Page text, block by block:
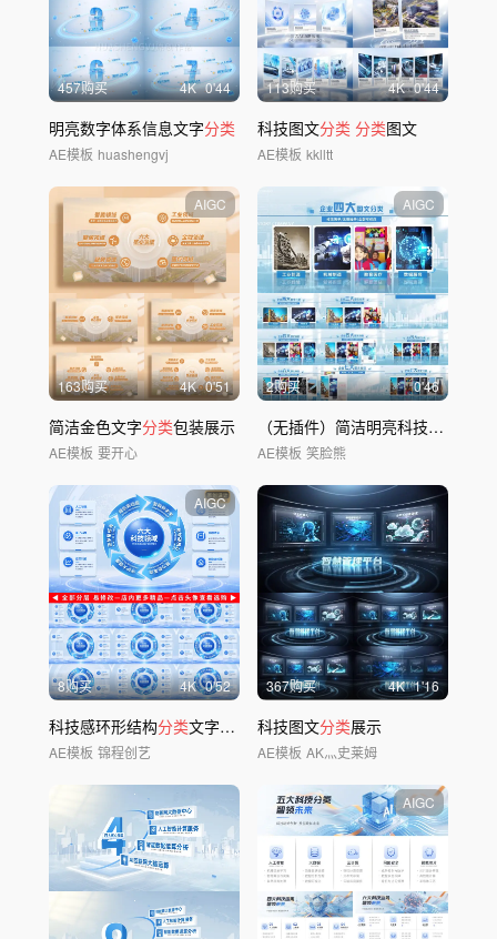
457购买 4K 0'44
明亮数字体系信息文字分类
AE模板 huashengvj
113购买 4K 0'44
科技图文分类 分类图文
AE模板 kklltt
AIGC
163购买 4K 0'51
简洁金色文字分类包装展示
AE模板 要开心
AIGC
2购买 0'46
（无插件）简洁明亮科技图文
AE模板 笑脸熊
AIGC
8购买 4K 0'52
科技感环形结构分类文字信息 分类展示
AE模板 锦程创艺
367购买 4K 1'16
科技图文分类展示
AE模板 AK灬史莱姆
AIGC